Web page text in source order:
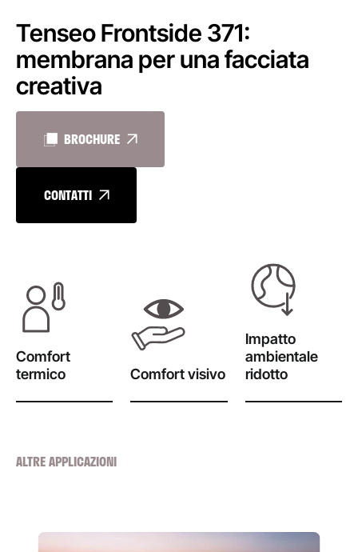
Tenseo Frontside 371:
membrana per una facciata
creativa
BROCHURE
CONTATTI
Comfort
termico
Comfort visivo
Impatto
ambientale
ridotto
ALTRE APPLICAZIONI